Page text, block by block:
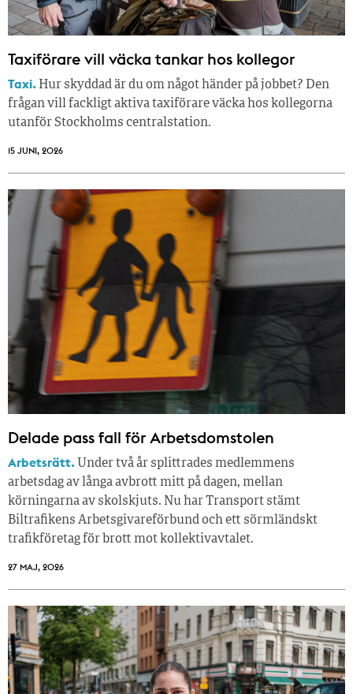
Taxiförare vill väcka tankar hos kollegor
Taxi. Hur skyddad är du om något händer på jobbet? Den
frågan vill fackligt aktiva taxiförare väcka hos kollegorna
utanför Stockholms centralstation.
15 JUNI, 2026
Delade pass fall för Arbetsdomstolen
Arbetsrätt. Under två år splittrades medlemmens
arbetsdag av långa avbrott mitt på dagen, mellan
körningarna av skolskjuts. Nu har Transport stämt
Biltrafikens Arbetsgivareförbund och ett sörmländskt
trafikföretag för brott mot kollektivavtalet.
27 MAJ, 2026